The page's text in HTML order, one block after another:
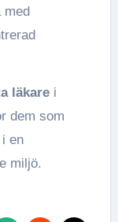
med
läkarei
dem som
en
miljö.